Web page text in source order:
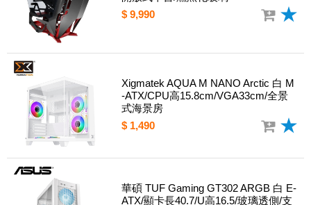
$ 9,990
Xigmatek AQUA M NANO Arctic 白 M
-ATX/CPU高15.8cm/VGA33cm/全景
式海景房
$ 1,490
華碩 TUF Gaming GT302 ARGB 白 E-
ATX/顯卡長40.7/U高16.5/玻璃透側/支